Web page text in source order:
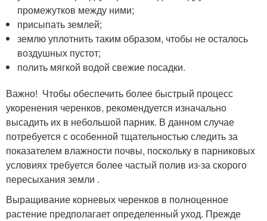
промежутков между ними;
присыпать землей;
землю уплотнить таким образом, чтобы не осталось
воздушных пустот;
полить мягкой водой свежие посадки.
Важно! Чтобы обеспечить более быстрый процесс
укоренения черенков, рекомендуется изначально
высадить их в небольшой парник. В данном случае
потребуется с особенной тщательностью следить за
показателем влажности почвы, поскольку в парниковых
условиях требуется более частый полив из-за скорого
пересыхания земли .
Выращивание корневых черенков в полноценное
растение предполагает определенный уход. Прежде